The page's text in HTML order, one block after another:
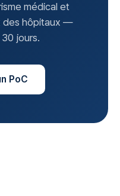
médical et
des hôpitaux —
jours.
PoC